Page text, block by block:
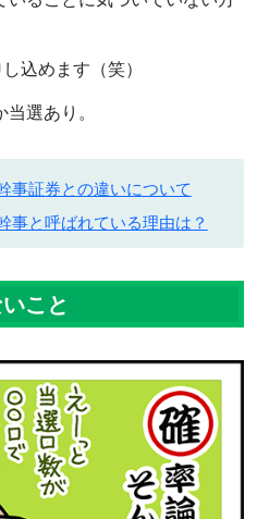
込めます（笑）
選あり。
事証券との違いについて
事と呼ばれている理由は？
こと